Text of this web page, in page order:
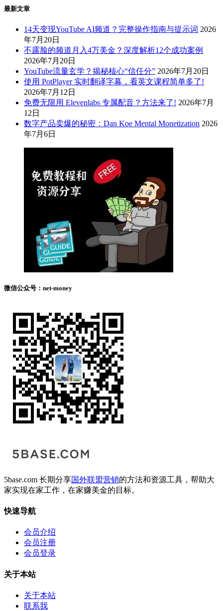
最新文章
14天变现YouTube AI频道？完整操作指南与提示词 2026
年7月20日
不露脸的频道月入4万美金？深度解析12个成功案例
2026年7月20日
YouTube流量玄学？揭秘核心“信任分” 2026年7月20日
使用 PotPlayer 实时翻译字幕，看英文课程简单多了!
2026年7月12日
免费无限用 Elevenlabs 专属配音？方法来了! 2026年7月
12日
数字产品卖爆的秘密：Dan Koe Mental Monetization 2026
年7月6日
微信公众号：net-money
5base.com 长期分享国外联盟营销的方法和资源工具，帮助大
家实现在家工作，在家赚美金的目标。
快速导航
会员介绍
会员注册
会员登录
关于本站
关于本站
联系我